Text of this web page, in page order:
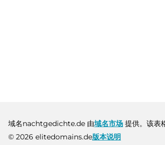
域名nachtgedichte.de 由域名市场 提供。该表
© 2026 elitedomains.de版本说明